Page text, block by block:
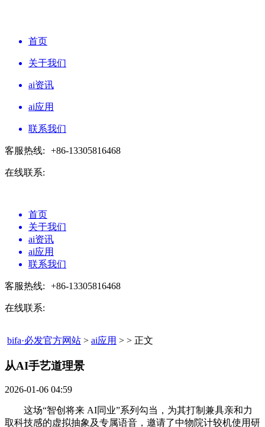
首页
关于我们
ai资讯
ai应用
联系我们
客服热线: +86-13305816468
在线联系:
首页
关于我们
ai资讯
ai应用
联系我们
客服热线: +86-13305816468
在线联系:
bifa·必发官方网站 > ai应用 > > 正文
从AI手艺道理景​
2026-01-06 04:59
这场“智创将来 AI同业”系列勾当，为其打制兼具亲和力
取科技感的虚拟抽象及专属语音，邀请了中物院计较机使用研